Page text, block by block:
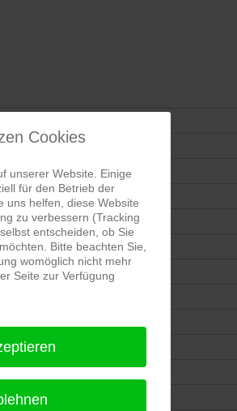
Cookies
unserer Website. Einige
für den Betrieb der
uns helfen, diese Website
zu verbessern (Tracking
entscheiden, ob Sie
Bitte beachten Sie,
womöglich nicht mehr
Seite zur Verfügung